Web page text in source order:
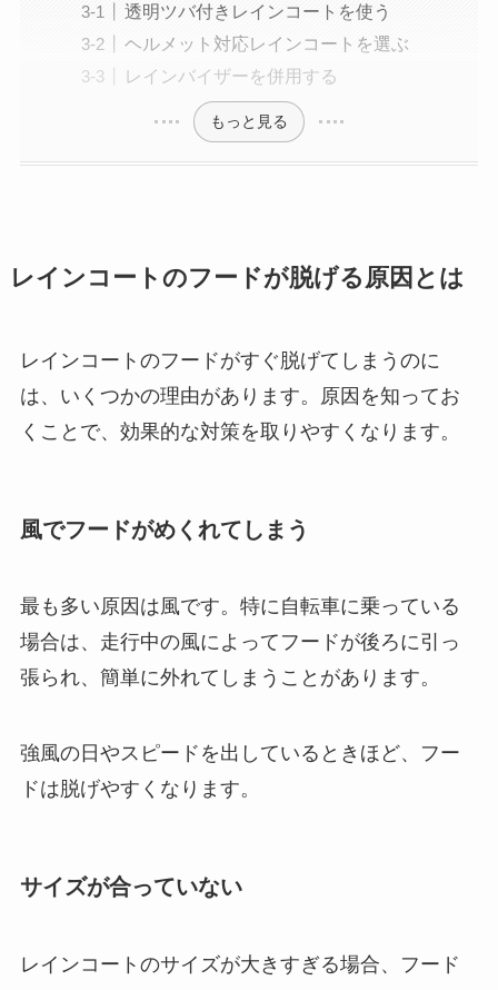
透明ツバ付きレインコートを使う
ヘルメット対応レインコートを選ぶ
レインバイザーを併用する
もっと見る
レインコートのフードが脱げる原因とは
レインコートのフードがすぐ脱げてしまうのに
は、いくつかの理由があります。原因を知ってお
くことで、効果的な対策を取りやすくなります。
風でフードがめくれてしまう
最も多い原因は風です。特に自転車に乗っている
場合は、走行中の風によってフードが後ろに引っ
張られ、簡単に外れてしまうことがあります。
強風の日やスピードを出しているときほど、フー
ドは脱げやすくなります。
サイズが合っていない
レインコートのサイズが大きすぎる場合、フード